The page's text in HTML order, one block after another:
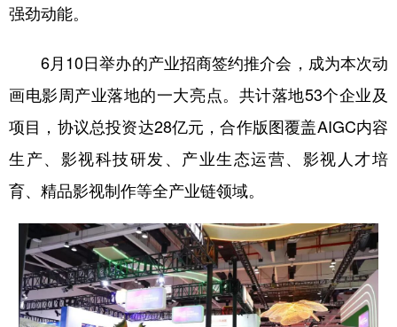
强劲动能。
6月10日举办的产业招商签约推介会，成为本次动
画电影周产业落地的一大亮点。共计落地53个企业及
项目，协议总投资达28亿元，合作版图覆盖AIGC内容
生产、影视科技研发、产业生态运营、影视人才培
育、精品影视制作等全产业链领域。